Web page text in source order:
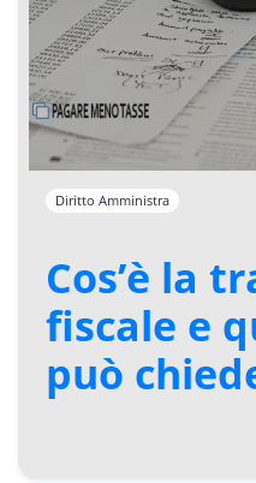
Diritto Amministra
Cos’è la
fiscale e
può